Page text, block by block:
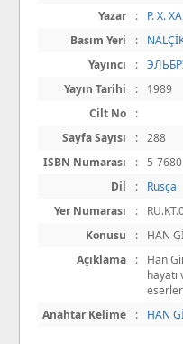
Yazar
: Р. Х.
Basım Yeri
:
Yayıncı
:
Yayın Tarihi
:
1989
Cilt No
:
Sayfa Sayısı
: 288
ISBN Numarası
:
5-
Dil
:
Rusça
Yer Numarası
:
Konusu
:
HAN
Açıklama
:
Han
Anahtar Kelime
: HAN